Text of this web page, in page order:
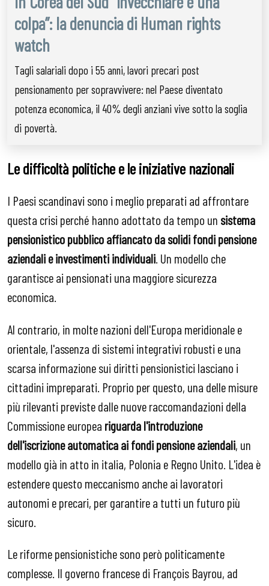
colpa”: la denuncia di Human rights
watch
Tagli salariali dopo i 55 anni, lavori precari post
pensionamento per sopravvivere: nel Paese diventato
potenza economica, il 40% degli anziani vive sotto la soglia
di povertà.
Le difficoltà politiche e le iniziative nazionali
I Paesi scandinavi sono i meglio preparati ad affrontare
questa crisi perché hanno adottato da tempo un sistema
pensionistico pubblico affiancato da solidi fondi pensione
aziendali e investimenti individuali. Un modello che
garantisce ai pensionati una maggiore sicurezza
economica.
Al contrario, in molte nazioni dell'Europa meridionale e
orientale, l'assenza di sistemi integrativi robusti e una
scarsa informazione sui diritti pensionistici lasciano i
cittadini impreparati. Proprio per questo, una delle misure
più rilevanti previste dalle nuove raccomandazioni della
Commissione europea riguarda l'introduzione
dell'iscrizione automatica ai fondi pensione aziendali, un
modello già in atto in italia, Polonia e Regno Unito. L'idea è
estendere questo meccanismo anche ai lavoratori
autonomi e precari, per garantire a tutti un futuro più
sicuro.
Le riforme pensionistiche sono però politicamente
complesse. Il governo francese di François Bayrou, ad